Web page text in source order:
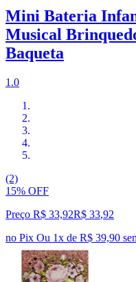
Mini Bateria
Musical
Baqueta
1.0
(2)
15% OFF
Preço R$ 33,92R$ 33,92
no Pix Ou 1x de R$ 39,90